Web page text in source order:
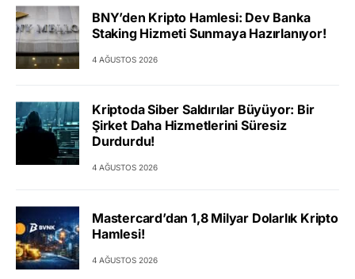
BNY’den Kripto Hamlesi: Dev Banka
Staking Hizmeti Sunmaya Hazırlanıyor!
4 AĞUSTOS 2026
Kriptoda Siber Saldırılar Büyüyor: Bir
Şirket Daha Hizmetlerini Süresiz
Durdurdu!
4 AĞUSTOS 2026
Mastercard’dan 1,8 Milyar Dolarlık Kripto
Hamlesi!
4 AĞUSTOS 2026